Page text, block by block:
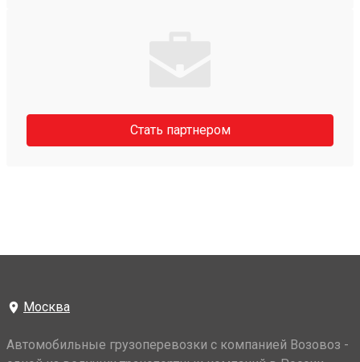
Стать партнером
Москва
Автомобильные грузоперевозки с компанией Возовоз -